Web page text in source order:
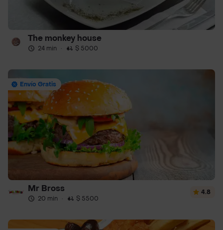
The monkey house
24 min · $ 5000
Envío Gratis
Mr Bross
20 min · $ 5500
4.8